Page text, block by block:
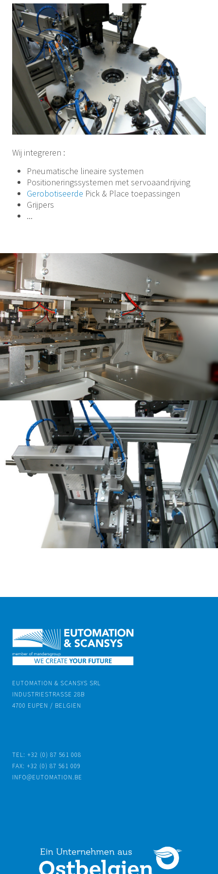
Wij integreren :
Pneumatische lineaire systemen
Positioneringssystemen met servoaandrijving
Gerobotiseerde Pick & Place toepassingen
Grijpers
...
EUTOMATION & SCANSYS SRL
INDUSTRIESTRASSE 28B
4700 EUPEN / BELGIEN
TEL: +32 (0) 87 561 008
FAX: +32 (0) 87 561 009
INFO@EUTOMATION.BE